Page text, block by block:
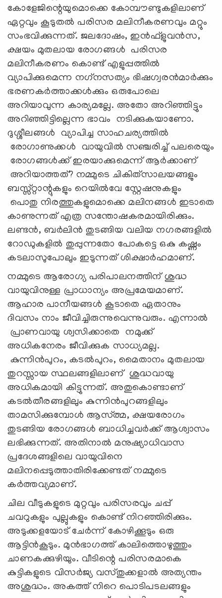
കോളേജിന്റെയുമൊക്കെ കോമ്പൗണ്ടുകളിലാണ്
ഏറ്റവും കൂടുതല്‍ പരിസര മലിനീകരണവും മറ്റും
സംഭവിക്കുന്നത്. ജലദോഷം, ഇന്‍ഫ്‌ളുവന്‍സ,
ക്ഷയം മുതലായ രോഗങ്ങള്‍ പരിസര
മലിനീകരണം കൊണ്ട് എളുപ്പത്തില്‍
വ്യാപിക്കുമെന്ന നഗ്‌നസത്യം ഭിഷഗ്വരന്‍മാര്‍ക്കും
ഭരണകര്‍ത്താക്കള്‍ക്കും ഒരുപോലെ
അറിയാവുന്ന കാര്യമല്ലേ. അതോ അറിഞ്ഞിട്ടും
അറിഞ്ഞിട്ടില്ലെന്ന ഭാവം നടിക്കുകയാണോ.
ദുശ്ശീലങ്ങള്‍ വ്യാപിച്ച സാഹചര്യത്തില്‍
രോഗാണുക്കള്‍ വായുവില്‍ സഞ്ചരിച്ച് പലരെയും
രോഗങ്ങള്‍ക്ക് ഇരയാക്കുമെന്ന് ആര്‍ക്കാണ്
അറിയാത്തത്? നമ്മുടെ ചികിത്‌സാലയങ്ങളും
ബസ്സ്റ്റാന്റുകളും റെയില്‍വേ സ്റ്റേഷനുകളും
പൊതു നിരത്തുകളുമൊക്കെ മലിനങ്ങള്‍ ഇടാതെ
കാണുന്നത് എത്ര സന്തോഷകരമായിരിക്കും.
ലണ്ടന്‍, ബര്‍ലിന്‍ തുടങ്ങിയ വലിയ നഗരങ്ങളില്‍
റോഡുകളില്‍ തുപ്പുന്നതോ പോകട്ടെ ഒകു കഷ്ണം
കടലാസുപോലും ഇടുന്നത് ശിക്ഷാര്‍ഹമാണ്.
നമ്മുടെ ആരോഗ്യ പരിപാലനത്തിന് ശുദ്ധ
വായുവിനുള്ള പ്രാധാന്യം അപ്രമേയമാണ്.
ആഹാര പാനീയങ്ങള്‍ കൂടാതെ ഏതാനും
ദിവസം നാം ജീവിച്ചിരുന്നുവെന്നുവരും. എന്നാല്‍
പ്രാണവായു ശ്വസിക്കാതെ നമുക്ക്
അധികനേരം ജീവിക്കുക സാധ്യമല്ല.
കുന്നിന്‍പുറം, കടല്‍പുറം, മൈതാനം മുതലായ
തുറസ്സായ സ്ഥലങ്ങളിലാണ് ശുദ്ധവായു
അധികമായി കിട്ടുന്നത്. അതുകൊണ്ടാണ്
കടല്‍തീരങ്ങളിലും കുന്നിന്‍പുറങ്ങളിലും
താമസിക്കുമ്പോള്‍ ആസ്ത്മ, ക്ഷയരോഗം
തുടങ്ങിയ രോഗങ്ങള്‍ ബാധിച്ചവര്‍ക്ക് ആശ്വാസം
ലഭിക്കുന്നത്. അതിനാല്‍ മനുഷ്യാധിവാസ
പ്രദേശങ്ങളിലെ വായുവിനെ
മലിനപ്പെടുത്താതിരിക്കേണ്ടത് നമ്മുടെ
കര്‍ത്തവ്യമാണ്.
ചില വീടുകളുടെ മുറ്റവും പരിസരവും ചപ്പ്
ചവറുകളും പുല്ലുകളും കൊണ്ട് നിറഞ്ഞിരിക്കും.
അടുക്കളയോട് ചേര്‍ന്ന് കോഴിക്കൂടും ഒരു
ആട്ടിന്‍കൂടും. മുന്‍ഭാഗത്ത് കാലിത്തൊഴുത്തും
ചാണകക്കുഴിയും. വീടിന്റെ പരിസരമാകെ
കുട്ടികളുടെ വിസര്‍ജ്യ വസ്തുക്കളാല്‍ അത്യന്തം
അശുദ്ധം. അകത്ത് നിറെ പൊടിപടലങ്ങളും